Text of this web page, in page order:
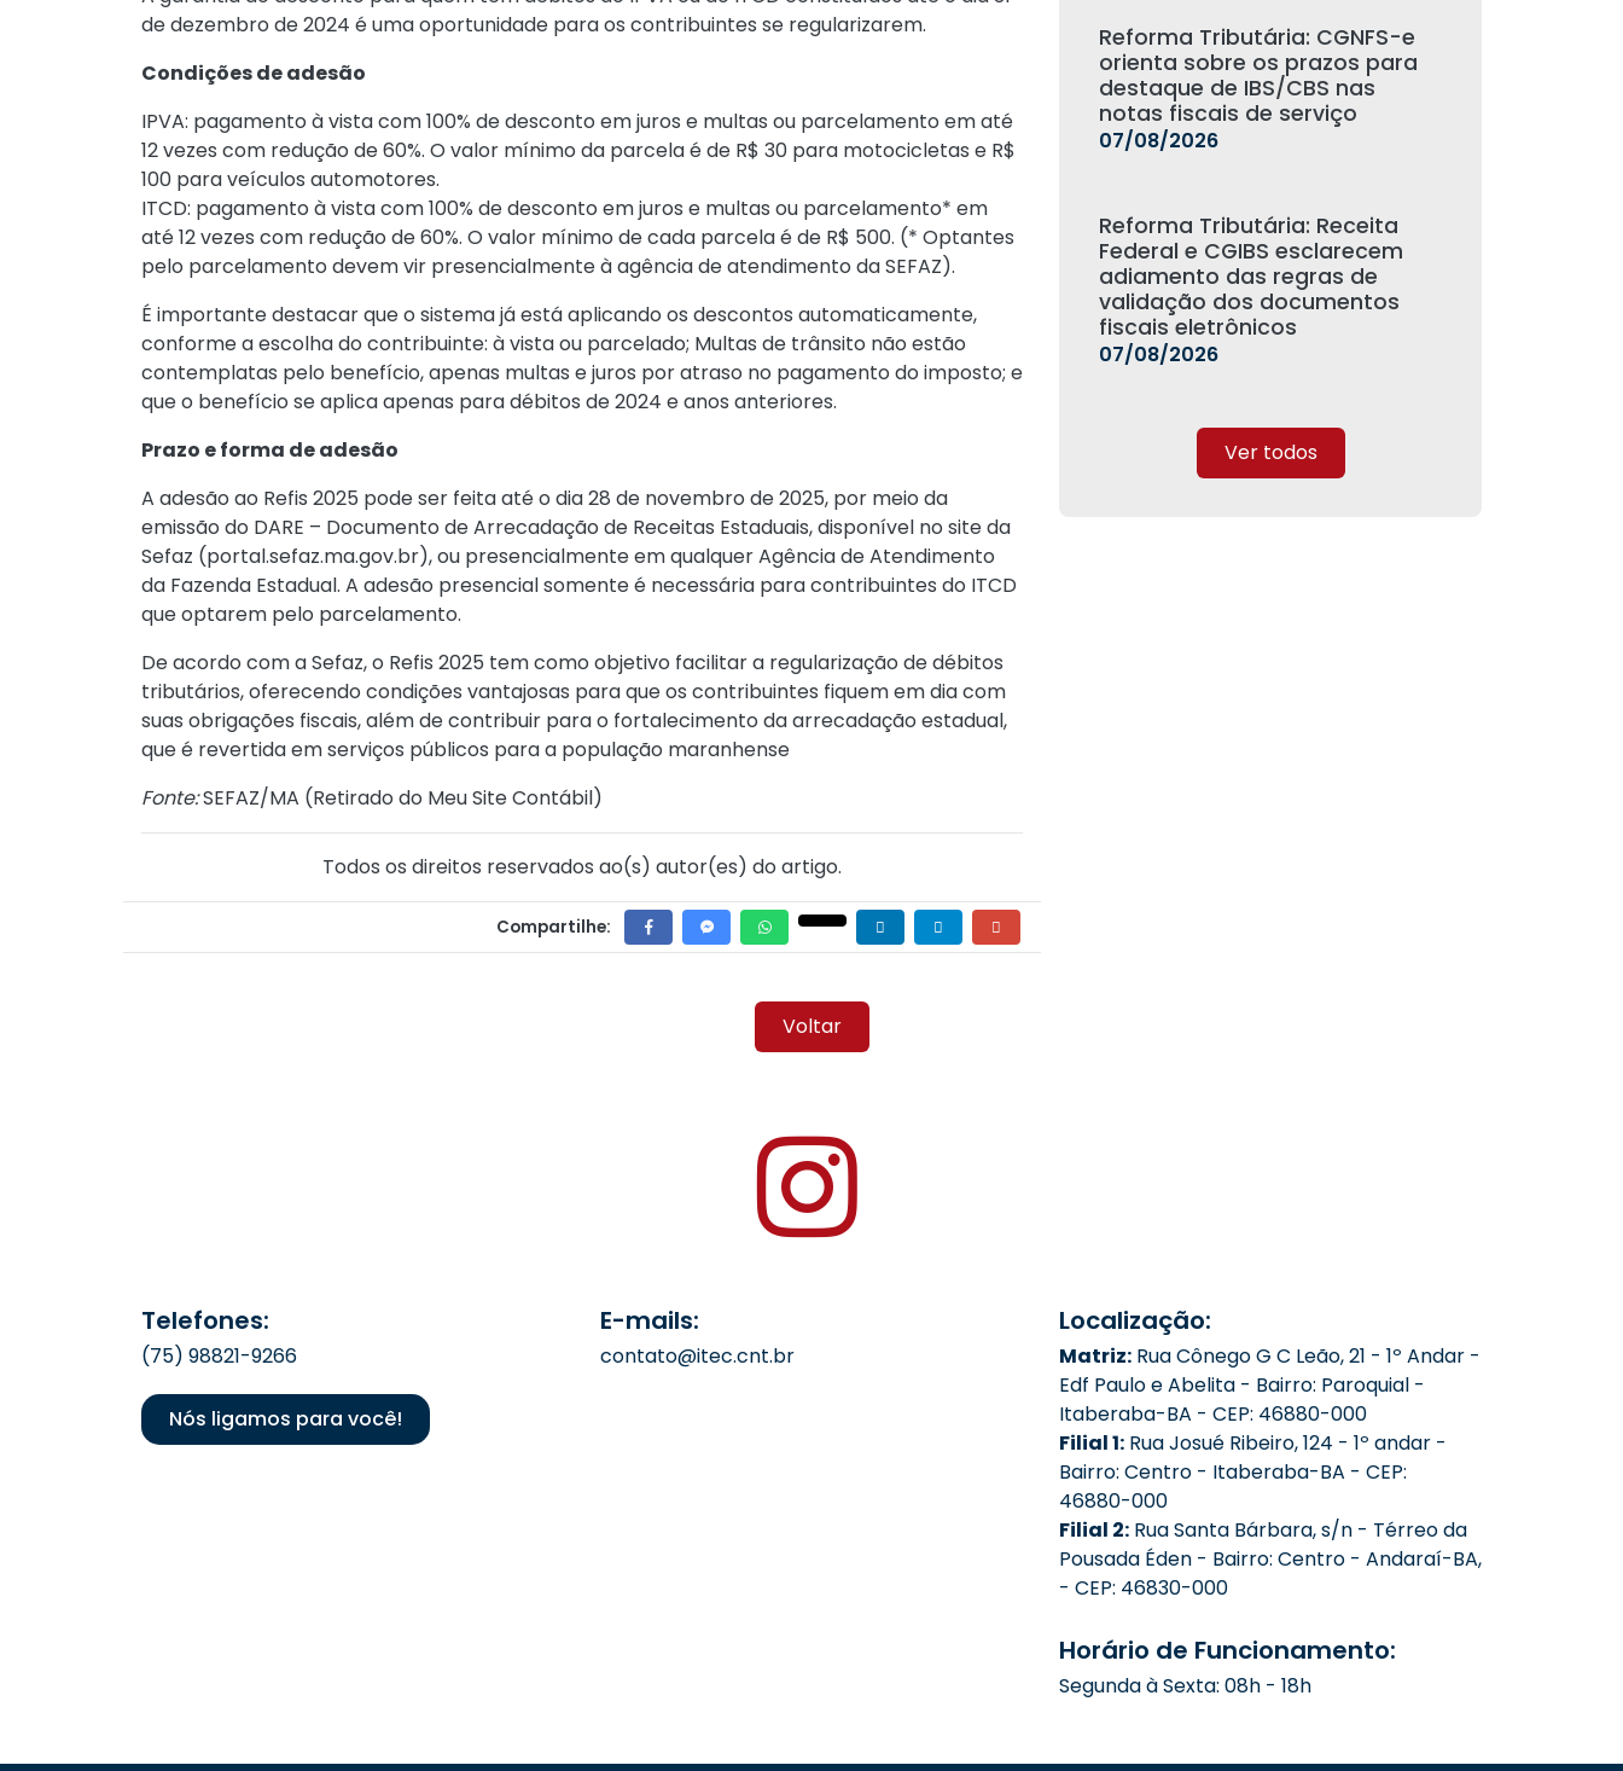
de dezembro de 2024 é uma oportunidade para os contribuintes se regularizarem.
Condições de adesão
IPVA: pagamento à vista com 100% de desconto em juros e multas ou parcelamento em até
12 vezes com redução de 60%. O valor mínimo da parcela é de R$ 30 para motocicletas e R$
100 para veículos automotores.
ITCD: pagamento à vista com 100% de desconto em juros e multas ou parcelamento* em
até 12 vezes com redução de 60%. O valor mínimo de cada parcela é de R$ 500. (* Optantes
pelo parcelamento devem vir presencialmente à agência de atendimento da SEFAZ).
É importante destacar que o sistema já está aplicando os descontos automaticamente,
conforme a escolha do contribuinte: à vista ou parcelado; Multas de trânsito não estão
contemplatas pelo benefício, apenas multas e juros por atraso no pagamento do imposto; e
que o benefício se aplica apenas para débitos de 2024 e anos anteriores.
Prazo e forma de adesão
A adesão ao Refis 2025 pode ser feita até o dia 28 de novembro de 2025, por meio da
emissão do DARE – Documento de Arrecadação de Receitas Estaduais, disponível no site da
Sefaz (portal.sefaz.ma.gov.br), ou presencialmente em qualquer Agência de Atendimento
da Fazenda Estadual. A adesão presencial somente é necessária para contribuintes do ITCD
que optarem pelo parcelamento.
De acordo com a Sefaz, o Refis 2025 tem como objetivo facilitar a regularização de débitos
tributários, oferecendo condições vantajosas para que os contribuintes fiquem em dia com
suas obrigações fiscais, além de contribuir para o fortalecimento da arrecadação estadual,
que é revertida em serviços públicos para a população maranhense
Fonte:SEFAZ/MA (Retirado do Meu Site Contábil)
Todos os direitos reservados ao(s) autor(es) do artigo.
Compartilhe:
Reforma Tributária: CGNFS-e
orienta sobre os prazos para
destaque de IBS/CBS nas
notas fiscais de serviço
07/08/2026
Reforma Tributária: Receita
Federal e CGIBS esclarecem
adiamento das regras de
validação dos documentos
fiscais eletrônicos
07/08/2026
Ver todos
Voltar
Telefones:
(75) 98821-9266
Nós ligamos para você!
E-mails:
contato@itec.cnt.br
Localização:
Matriz: Rua Cônego G C Leão, 21 - 1º Andar -
Edf Paulo e Abelita - Bairro: Paroquial -
Itaberaba-BA - CEP: 46880-000
Filial 1: Rua Josué Ribeiro, 124 - 1º andar -
Bairro: Centro - Itaberaba-BA - CEP:
46880-000
Filial 2: Rua Santa Bárbara, s/n - Térreo da
Pousada Éden - Bairro: Centro - Andaraí-BA,
- CEP: 46830-000
Horário de Funcionamento:
Segunda à Sexta: 08h - 18h